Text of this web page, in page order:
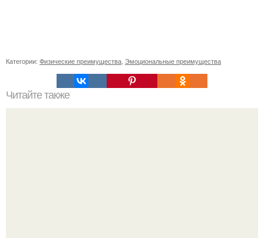
Категории: Физические преимущества Эмоциональные преимущества
Читайте также